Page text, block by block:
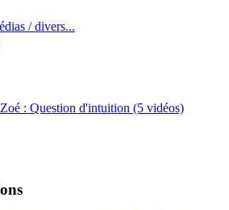
/ divers...
: Question d'intuition (5 vidéos)